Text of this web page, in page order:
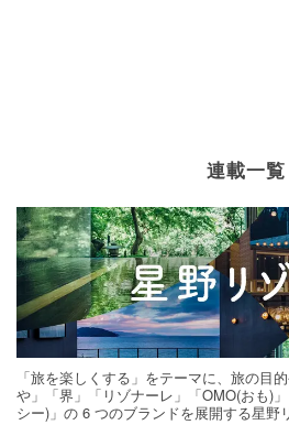
連載一覧
「旅を楽しくする」をテーマに、旅の目
や」「界」「リゾナーレ」「OMO(おも)
シー)」の 6 つのブランドを展開する星野